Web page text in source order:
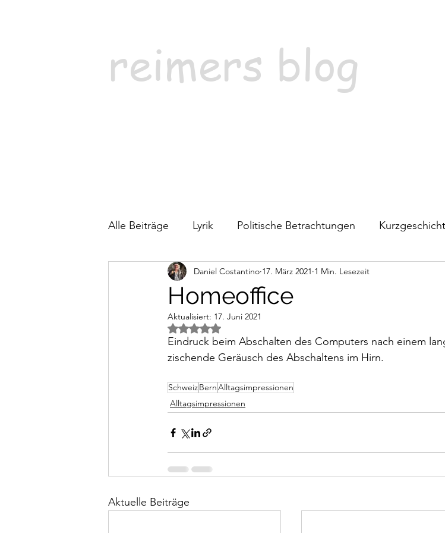
reimers blog
Alle Beiträge Lyrik Politische Betrachtungen
Alltagsimpressionen Videos Gedanken
Homeoffice
Daniel Costantino 17. März 2021 1 Min. Lesezeit
Aktualisiert: 17. Juni 2021
Mit NaN von 5 Sternen bewertet.
Eindruck beim Abschalten des Computers nach einem
zischende Geräusch des Abschaltens im Hirn.
SchweizBernAlltagsimpressionen
Alltagsimpressionen
Aktuelle Beiträge